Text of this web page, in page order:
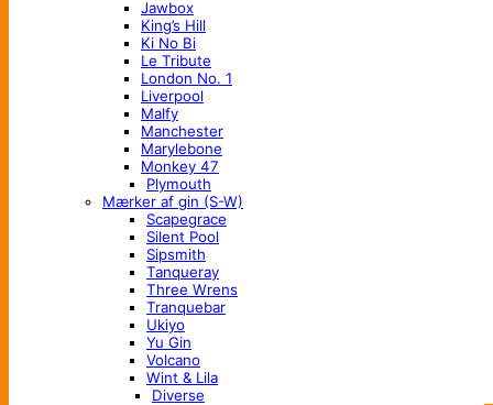
Jawbox
King’s Hill
Ki No Bi
Le Tribute
London No. 1
Liverpool
Malfy
Manchester
Marylebone
Monkey 47
Plymouth
Mærker af gin (S-W)
Scapegrace
Silent Pool
Sipsmith
Tanqueray
Three Wrens
Tranquebar
Ukiyo
Yu Gin
Volcano
Wint & Lila
Diverse